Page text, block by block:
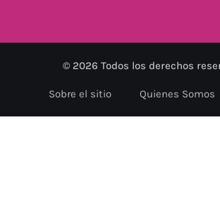
© 2026 Todos los derechos
Sobre el sitio Quienes Somos